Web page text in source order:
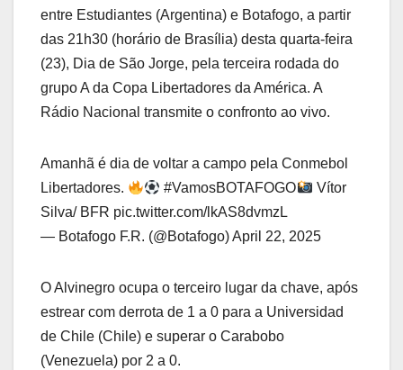
entre Estudiantes (Argentina) e Botafogo, a partir
das 21h30 (horário de Brasília) desta quarta-feira
(23), Dia de São Jorge, pela terceira rodada do
grupo A da Copa Libertadores da América. A
Rádio Nacional transmite o confronto ao vivo.
Amanhã é dia de voltar a campo pela Conmebol
Libertadores.
#VamosBOTAFOGO
Vítor
Silva/ BFR pic.twitter.com/lkAS8dvmzL
— Botafogo F.R. (@Botafogo) April 22, 2025
O Alvinegro ocupa o terceiro lugar da chave, após
estrear com derrota de 1 a 0 para a Universidad
de Chile (Chile) e superar o Carabobo
(Venezuela) por 2 a 0.